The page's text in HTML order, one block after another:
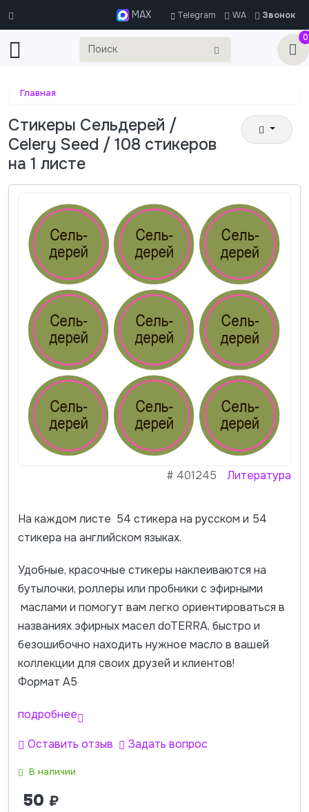
MAX Telegram WA
Звонок
0
Главная
Стикеры Сельдерей /
Celery Seed / 108 стикеров
на 1 листе
# 401245 Литература
На каждом листе 54 стикера на русском и 54
стикера на английском языках.
Удобные, красочные стикеры наклеиваются на
бутылочки, роллеры или пробники с эфирными
маслами и помогут вам легко ориентироваться в
названиях эфирных масел doTERRA, быстро и
безошибочно находить нужное масло в вашей
коллекции для своих друзей и клиентов!
Формат А5
подробнее
Оставить отзыв Задать вопрос
В наличии
50 ₽